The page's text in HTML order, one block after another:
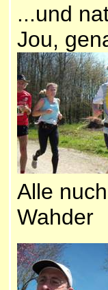
...und
Jou,
Alle
Wahder